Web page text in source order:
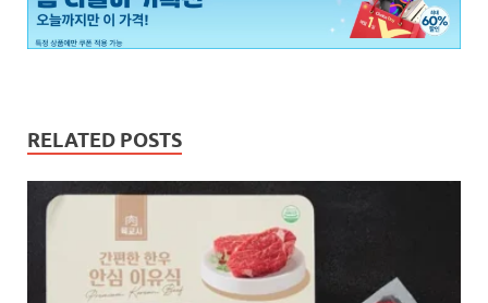
RELATED POSTS